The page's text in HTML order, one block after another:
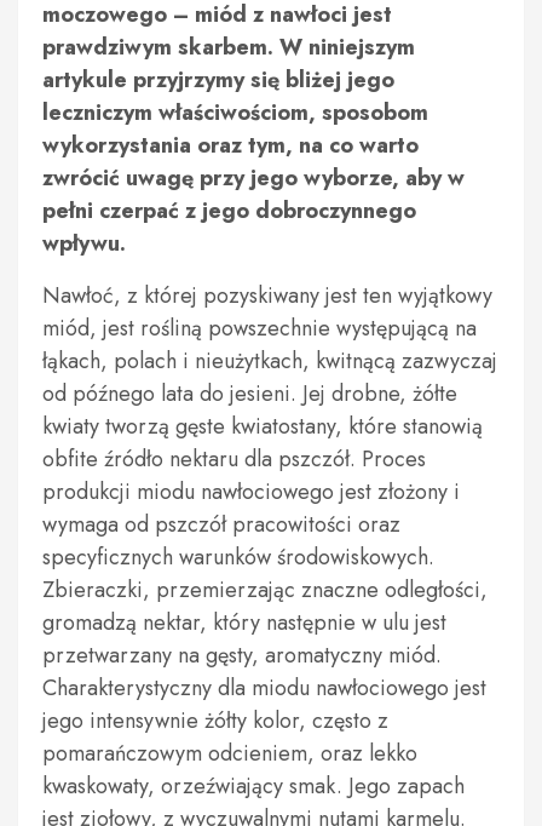
moczowego – miód z nawłoci jest
prawdziwym skarbem. W niniejszym
artykule przyjrzymy się bliżej jego
leczniczym właściwościom, sposobom
wykorzystania oraz tym, na co warto
zwrócić uwagę przy jego wyborze, aby w
pełni czerpać z jego dobroczynnego
wpływu.
Nawłoć, z której pozyskiwany jest ten wyjątkowy
miód, jest rośliną powszechnie występującą na
łąkach, polach i nieużytkach, kwitnącą zazwyczaj
od późnego lata do jesieni. Jej drobne, żółte
kwiaty tworzą gęste kwiatostany, które stanowią
obfite źródło nektaru dla pszczół. Proces
produkcji miodu nawłociowego jest złożony i
wymaga od pszczół pracowitości oraz
specyficznych warunków środowiskowych.
Zbieraczki, przemierzając znaczne odległości,
gromadzą nektar, który następnie w ulu jest
przetwarzany na gęsty, aromatyczny miód.
Charakterystyczny dla miodu nawłociowego jest
jego intensywnie żółty kolor, często z
pomarańczowym odcieniem, oraz lekko
kwaskowaty, orzeźwiający smak. Jego zapach
jest ziołowy, z wyczuwalnymi nutami karmelu.